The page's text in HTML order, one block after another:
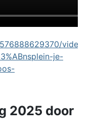
videos/
je-
2025 door